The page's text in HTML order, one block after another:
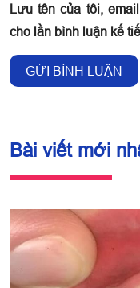
Lưu tên của tôi,
cho lần bình luận kế
Bài viết mới